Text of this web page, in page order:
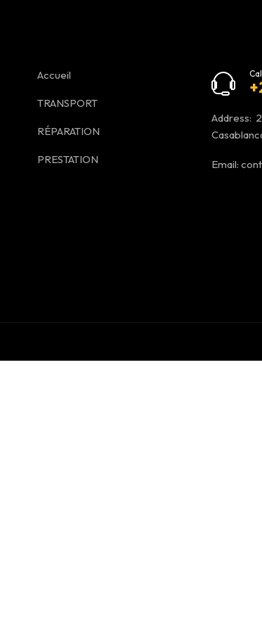
Accueil
TRANSPORT
RÉPARATION
PRESTATION
Address:
Email: